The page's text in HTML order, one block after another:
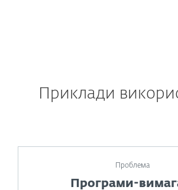
Приклади
Проблема
Програми-